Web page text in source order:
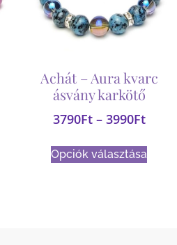
Achát – Aura kvarc
ásvány karkötő
3790Ft – 3990Ft
Opciók választása